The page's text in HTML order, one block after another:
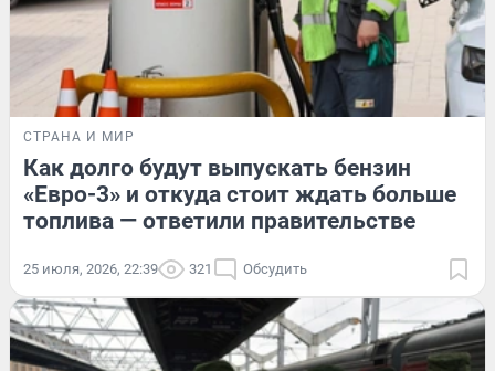
СТРАНА И МИР
Как долго будут выпускать бензин
«Евро-3» и откуда стоит ждать больше
топлива — ответили правительстве
25 июля, 2026, 22:39 321 Обсудить